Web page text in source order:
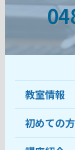
教室情報
教室につ
初めての